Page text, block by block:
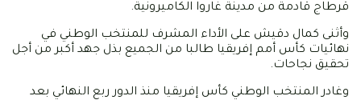
قرطاج قادمة من مدينة غاروا الكاميرونية.
وأثنى كمال دقيش على الأداء المشرف للمنتخب الوطني في
نهائيات كأس أمم إفريقيا طالبا من الجميع بذل جهد أكبر من أجل
تحقيق نجاحات.
وغادر المنتخب الوطني كأس إفريقيا منذ الدور ربع النهائي بعد